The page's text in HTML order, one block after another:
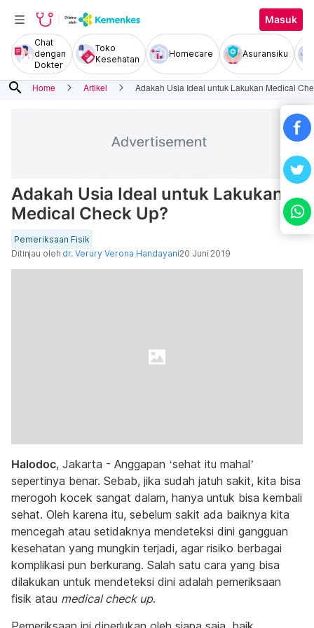
Masuk
Chat
dengan
Dokter
Toko
Kesehatan
Homecare Asuransiku
search Home Artikel Adakah Usia Ideal untuk Lakukan Medical
Adakah Usia Ideal untuk Lakukan
Medical Check Up?
Pemeriksaan Fisik
Ditinjau oleh dr. Verury Verona Handayani20 Juni 2019
Halodoc, Jakarta - Anggapan ‘sehat itu mahal’
sepertinya benar. Sebab, jika sudah jatuh sakit, kita bisa
merogoh kocek sangat dalam, hanya untuk bisa kembali
sehat. Oleh karena itu, sebelum sakit ada baiknya kita
mencegah atau setidaknya mendeteksi dini gangguan
kesehatan yang mungkin terjadi, agar risiko berbagai
komplikasi pun berkurang. Salah satu cara yang bisa
dilakukan untuk mendeteksi dini adalah pemeriksaan
fisik atau medical check up.